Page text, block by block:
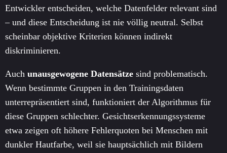
Entwickler entscheiden, welche Datenfelder relevant sind
– und diese Entscheidung ist nie völlig neutral. Selbst
scheinbar objektive Kriterien können indirekt
diskriminieren.
Auch unausgewogene Datensätze sind problematisch.
Wenn bestimmte Gruppen in den Trainingsdaten
unterrepräsentiert sind, funktioniert der Algorithmus für
diese Gruppen schlechter. Gesichtserkennungssysteme
etwa zeigen oft höhere Fehlerquoten bei Menschen mit
dunkler Hautfarbe, weil sie hauptsächlich mit Bildern